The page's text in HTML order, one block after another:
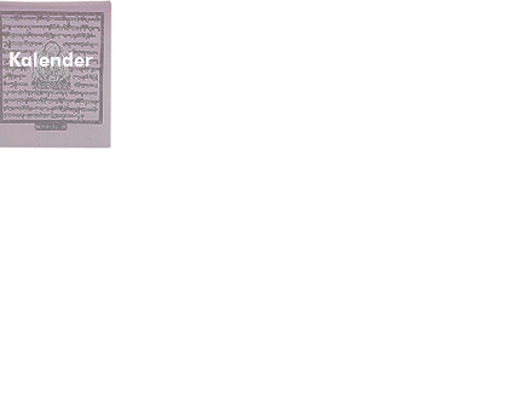
Kalender